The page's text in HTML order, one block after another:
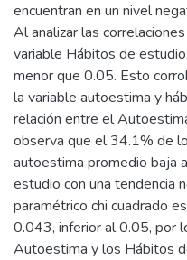
encuentran en un nivel
Al analizar las
variable Hábitos de
menor que 0.05. Esto
la variable autoestima y
relación entre el
observa que el 34.1% de
autoestima promedio baja
estudio con una tendencia
paramétrico chi cuadrado
0.043, inferior al 0.05, por
Autoestima y los Hábitos